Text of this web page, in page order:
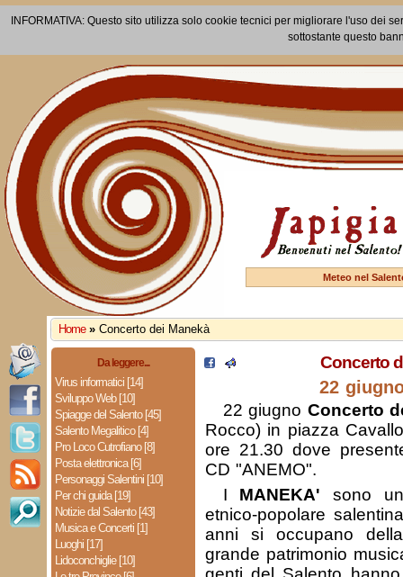
INFORMATIVA: Questo sito utilizza solo cookie tecnici per migliorare l'uso dei
sottostante questo
Meteo nel
Home » Concerto dei Manekà
Da leggere...
Virus informatici [14]
Sviluppo Web [10]
Spiagge del Salento [45]
Salento Megalitico [4]
Pro Loco Cutrofiano [8]
Posta elettronica [6]
Personaggi Salentini [10]
Per chi guida [19]
Notizie dal Salento [43]
Musica e Concerti [1]
Luoghi [17]
Lidoconchiglie [10]
Concerto
22
22 giugno Concerto
Rocco) in piazza
ore 21.30 dove
CD "ANEMO".
I MANEKA' sono
etnico-popolare
anni si occupano
grande patrimonio